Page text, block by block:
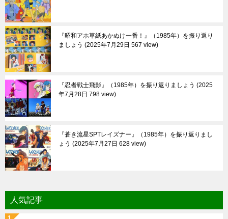
『昭和アホ草紙あかぬけ一番！』（1985年）を振り返り
ましょう
2025年7月29日 567 view
『忍者戦士飛影』（1985年）を振り返りましょう
2025
年7月28日 798 view
『蒼き流星SPTレイズナー』（1985年）を振り返りまし
ょう
2025年7月27日 628 view
人気記事